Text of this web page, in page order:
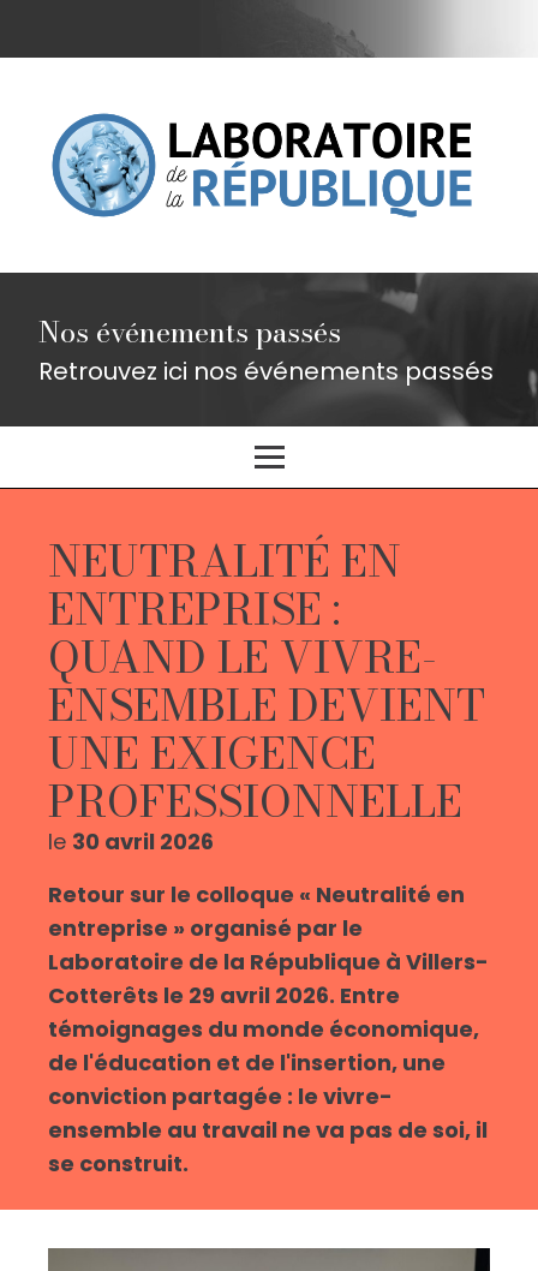
Nos événements passés
Retrouvez ici nos événements passés
NEUTRALITÉ EN
ENTREPRISE :
QUAND LE VIVRE-
ENSEMBLE DEVIENT
UNE EXIGENCE
PROFESSIONNELLE
le 30 avril 2026
Retour sur le colloque « Neutralité en
entreprise » organisé par le
Laboratoire de la République à Villers-
Cotterêts le 29 avril 2026. Entre
témoignages du monde économique,
de l'éducation et de l'insertion, une
conviction partagée : le vivre-
ensemble au travail ne va pas de soi, il
se construit.